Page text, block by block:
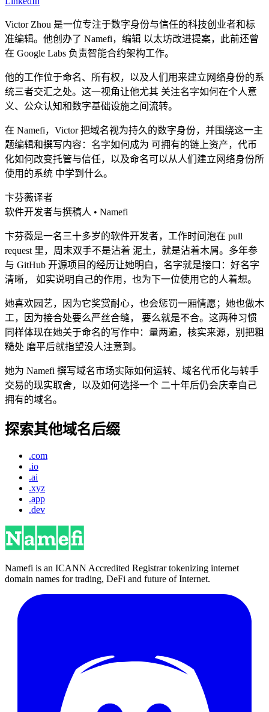
Victor Zhou 是一位专注于数字身份与信任的科技创业者和标
准编辑。他创办了 Namefi，编辑 以太坊改进提案，此前还曾
在 Google Labs 负责智能合约架构工作。
他的工作位于命名、所有权，以及人们用来建立网络身份的系
统三者交汇之处。这一视角让他尤其 关注名字如何在个人意
义、公众认知和数字基础设施之间流转。
在 Namefi，Victor 把域名视为持久的数字身份，并围绕这一主
题编辑和撰写内容：名字如何成为 可拥有的链上资产，代币
化如何改变托管与信任，以及命名可以从人们建立网络身份所
使用的系统 中学到什么。
卞芬薇译者
软件开发者与撰稿人 • Namefi
卞芬薇是一名三十多岁的软件开发者，工作时间泡在 pull
request 里，周末双手不是沾着 泥土，就是沾着木屑。多年参
与 GitHub 开源项目的经历让她明白，名字就是接口：好名字
清晰， 如实说明自己的作用，也为下一位使用它的人着想。
她喜欢园艺，因为它奖赏耐心，也会惩罚一厢情愿；她也做木
工，因为接合处要么严丝合缝， 要么就是不合。这两种习惯
同样体现在她关于命名的写作中：量两遍，核实来源，别把粗
糙处 磨平后就指望没人注意到。
她为 Namefi 撰写域名市场实际如何运转、域名代币化与转手
交易的现实取舍，以及如何选择一个 二十年后仍会庆幸自己
拥有的域名。
探索其他域名后缀
.com
.io
.ai
.xyz
.app
.dev
Namefi is an ICANN Accredited Registrar tokenizing internet
domain names for trading, DeFi and future of Internet.